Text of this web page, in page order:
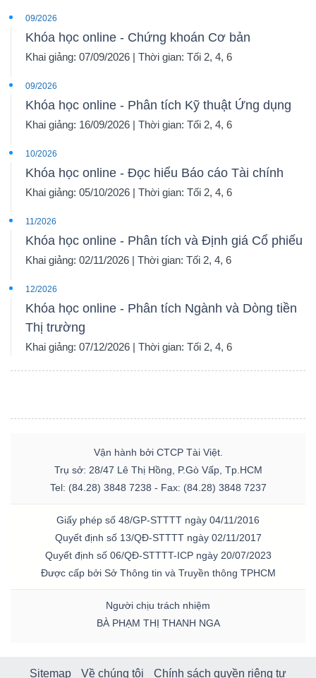
09/2026
Khóa học online - Chứng khoán Cơ bản
Khai giảng: 07/09/2026 | Thời gian: Tối 2, 4, 6
09/2026
Khóa học online - Phân tích Kỹ thuật Ứng dụng
Khai giảng: 16/09/2026 | Thời gian: Tối 2, 4, 6
10/2026
Khóa học online - Đọc hiểu Báo cáo Tài chính
Khai giảng: 05/10/2026 | Thời gian: Tối 2, 4, 6
11/2026
Khóa học online - Phân tích và Định giá Cổ phiếu
Khai giảng: 02/11/2026 | Thời gian: Tối 2, 4, 6
12/2026
Khóa học online - Phân tích Ngành và Dòng tiền
Thị trường
Khai giảng: 07/12/2026 | Thời gian: Tối 2, 4, 6
Vận hành bởi CTCP Tài Việt.
Trụ sở: 28/47 Lê Thị Hồng, P.Gò Vấp, Tp.HCM
Tel: (84.28) 3848 7238 - Fax: (84.28) 3848 7237
Giấy phép số 48/GP-STTTT ngày 04/11/2016
Quyết định số 13/QĐ-STTTT ngày 02/11/2017
Quyết định số 06/QĐ-STTTT-ICP ngày 20/07/2023
Được cấp bởi Sở Thông tin và Truyền thông TPHCM
Người chịu trách nhiệm
BÀ PHẠM THỊ THANH NGA
Sitemap Về chúng tôi Chính sách quyền riêng tư